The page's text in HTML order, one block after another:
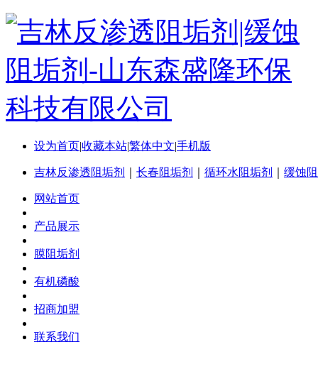
设为首页|收藏本站|繁体中文|手机版
吉林反渗透阻垢剂 长春阻垢剂 循环水阻垢剂 缓蚀
网站首页
产品展示
膜阻垢剂
有机磷酸
招商加盟
联系我们